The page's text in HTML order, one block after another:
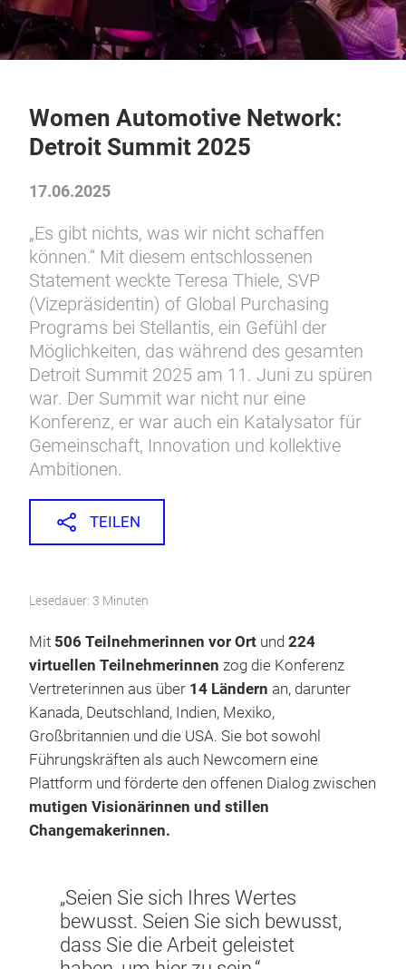
Women Automotive Network:
Detroit Summit 2025
17.06.2025
„Es gibt nichts, was wir nicht schaffen
können.“ Mit diesem entschlossenen
Statement weckte Teresa Thiele, SVP
(Vizepräsidentin) of Global Purchasing
Programs bei Stellantis, ein Gefühl der
Möglichkeiten, das während des gesamten
Detroit Summit 2025 am 11. Juni zu spüren
war. Der Summit war nicht nur eine
Konferenz, er war auch ein Katalysator für
Gemeinschaft, Innovation und kollektive
Ambitionen.
TEILEN
Lesedauer: 3 Minuten
Mit 506 Teilnehmerinnen vor Ort und 224
virtuellen Teilnehmerinnen zog die Konferenz
Vertreterinnen aus über 14 Ländern an, darunter
Kanada, Deutschland, Indien, Mexiko,
Großbritannien und die USA. Sie bot sowohl
Führungskräften als auch Newcomern eine
Plattform und förderte den offenen Dialog zwischen
mutigen Visionärinnen und stillen
Changemakerinnen.
„Seien Sie sich Ihres Wertes
bewusst. Seien Sie sich bewusst,
dass Sie die Arbeit geleistet